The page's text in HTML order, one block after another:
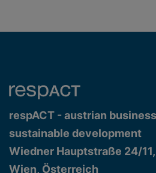
respACT - austrian
sustainable development
Wiedner Hauptstraße 24/
Wien, Österreich